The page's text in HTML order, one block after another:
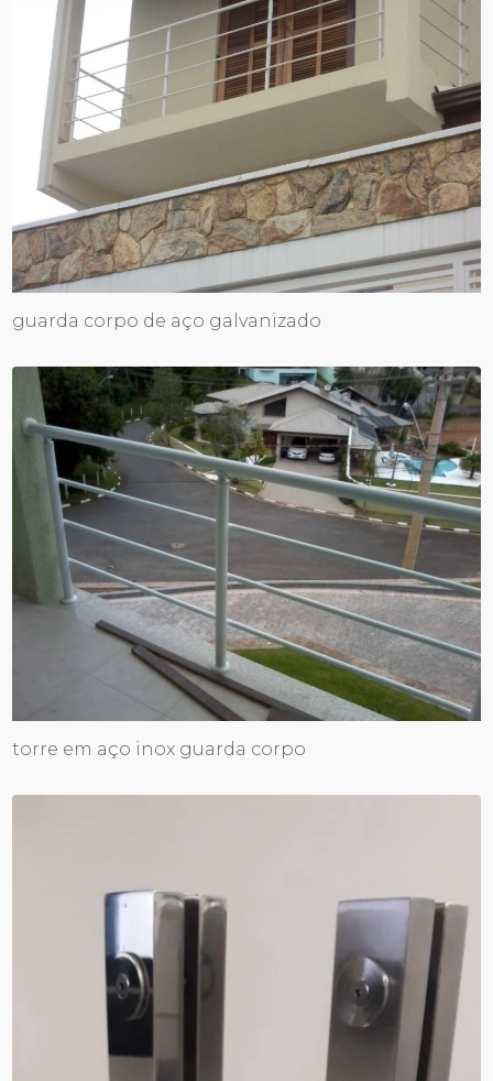
guarda corpo de aço galvanizado
torre em aço inox guarda corpo